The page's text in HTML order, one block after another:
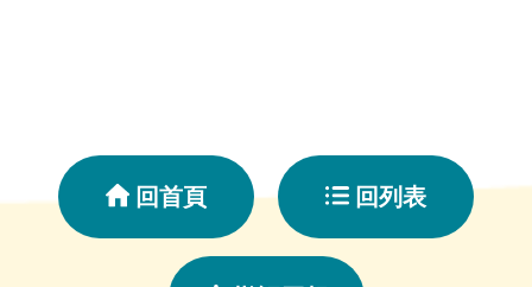
回首頁 回列表